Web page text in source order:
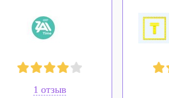
1 отзыв